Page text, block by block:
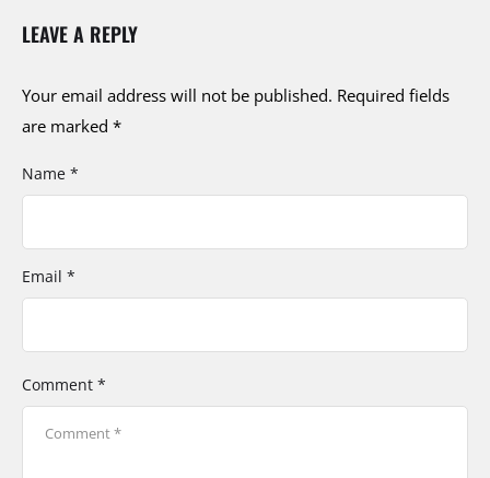
LEAVE A REPLY
Your email address will not be published. Required fields
are marked *
Comment *
Name *
Email *